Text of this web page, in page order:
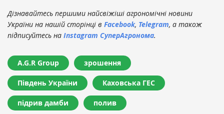
Дізнавайтесь першими найсвіжіші агрономічні новини
України на нашій сторінці в Facebook, Telegram, а також
підписуйтесь на Instagram СуперАгронома.
A.G.R Group зрошення
Південь України Каховська ГЕС
підрив дамби полив